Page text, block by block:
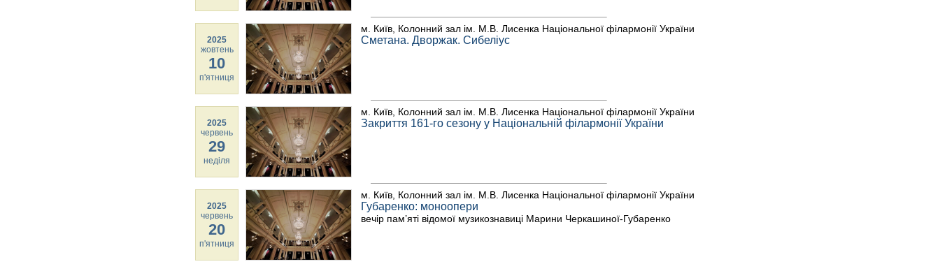
2025
жовтень
10
п'ятниця
м. Київ, Колонний зал ім. М.В. Лисенка Національної філармонії України
Сметана. Дворжак. Сибеліус
2025
червень
29
неділя
м. Київ, Колонний зал ім. М.В. Лисенка Національної філармонії України
Закриття 161-го сезону у Національній філармонії України
2025
червень
20
п'ятниця
м. Київ, Колонний зал ім. М.В. Лисенка Національної філармонії України
Губаренко: моноопери
вечір пам’яті відомої музикознавиці Марини Черкашиної-Губаренко